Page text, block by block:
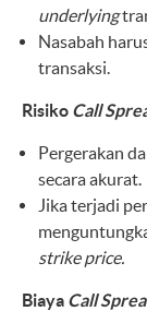
underlying
Nasabah
transaksi.
Risiko Call
Pergerakan
secara akurat.
Jika terjadi
strike price.
Biaya Call